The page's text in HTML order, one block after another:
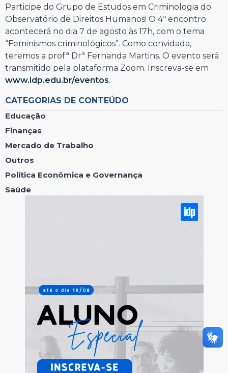
Participe do Grupo de Estudos em Criminologia do
Observatório de Direitos Humanos! O 4º encontro
acontecerá no dia 7 de agosto às 17h, com o tema
“Feminismos criminológicos”. Como convidada,
teremos a profª Drª Fernanda Martins. O evento será
transmitido pela plataforma Zoom. Inscreva-se em
www.idp.edu.br/eventos.
CATEGORIAS DE CONTEÚDO
Educação
Finanças
Mercado de Trabalho
Outros
Política Econômica e Governança
Saúde